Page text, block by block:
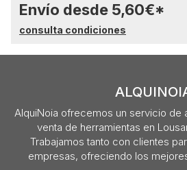
Envío desde 5,60€*
consulta condiciones
AlquiNoia ofrecemos un servicio de
venta de herramientas en
Trabajamos tanto con clientes
empresas, ofreciendo los